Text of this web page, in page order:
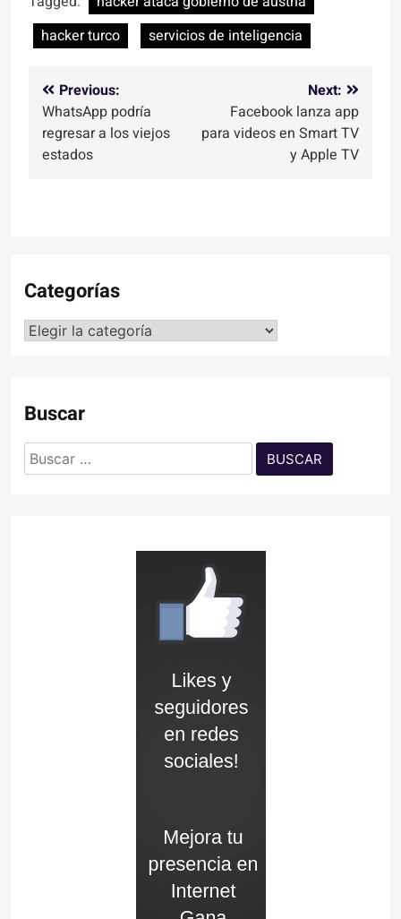
hacker turco
servicios de inteligencia
Navegación
de
entradas
Previous:
WhatsApp podría
regresar a los viejos
estados
Next:
Facebook lanza app
para videos en Smart TV
y Apple TV
Categorías
Categorías
Buscar
Buscar: